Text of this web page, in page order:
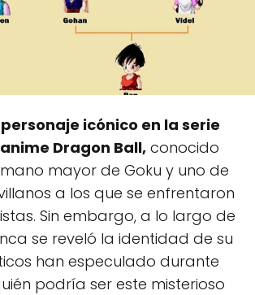
icónico en la serie
Dragon Ball, conocido
mayor de Goku y uno de
a los que se enfrentaron
Sin embargo, a lo largo de
se reveló la identidad de su
han especulado durante
podría ser este misterioso